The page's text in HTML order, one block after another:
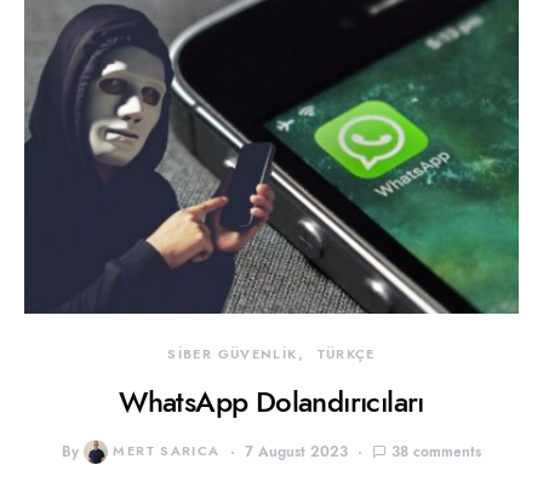
SİBER GÜVENLİK TÜRKÇE
WhatsApp Dolandırıcıları
By MERT SARICA 7 August 2023 38 comments